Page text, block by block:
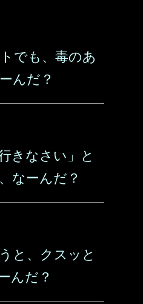
でも、毒のあ
んだ？
きなさい」と
なーんだ？
と、クスッと
んだ？